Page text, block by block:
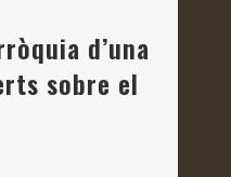
d’una
sobre el